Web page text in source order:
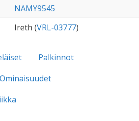
NAMY9545
Ireth (VRL-03777)
Palkinnot
Ominaisuudet